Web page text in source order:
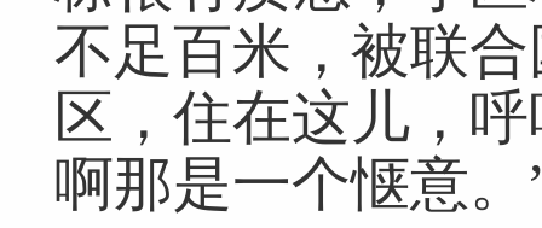
不足百米，被联
区，住在这儿，
啊那是一个惬意。